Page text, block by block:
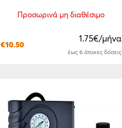
Προσωρινά μη διαθέσιμο
€10.50
1.75€/μήνα
έως 6 άτοκες δόσεις